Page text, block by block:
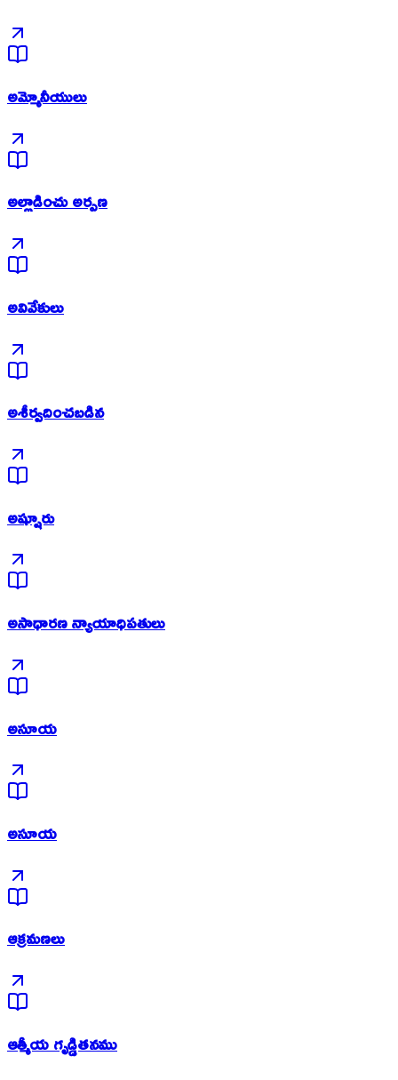
అమ్మోనీయులు
అల్లాడించు అర్పణ
అవివేకులు
అశీర్వదించబడిన
అష్షూరు
అసాధారణ న్యాయాధిపతులు
అసూయ
అసూయ
ఆక్రమణలు
ఆత్మీయ గృడ్డితనము